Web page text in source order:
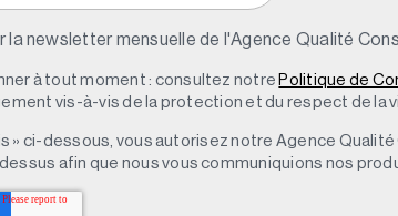
newsletter mensuelle de l'Agence Qualité
à tout moment : consultez notre Politique de
vis-à-vis de la protection et du respect de la
» ci-dessous, vous autorisez notre Agence
afin que nous vous communiquions nos